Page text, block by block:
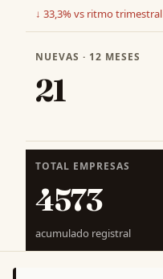
↓ 33,3% vs ritmo trimestral
NUEVAS · 12 MESES
21
TOTAL EMPRESAS
4573
acumulado registral